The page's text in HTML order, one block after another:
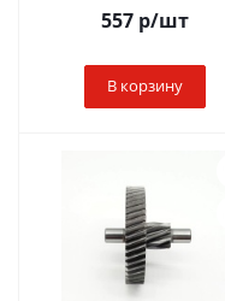
557 р/шт
В корзину